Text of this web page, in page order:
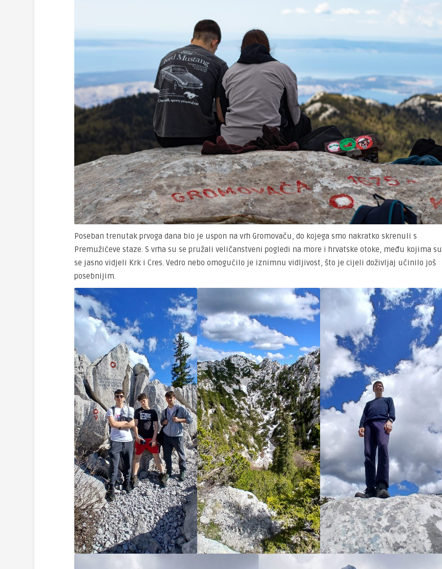
Poseban trenutak prvoga dana bio je uspon na vrh Gromovaču, do kojega smo nakratko skrenuli s
Premužićeve staze. S vrha su se pružali veličanstveni pogledi na more i hrvatske otoke, među kojima su
se jasno vidjeli Krk i Cres. Vedro nebo omogućilo je iznimnu vidljivost, što je cijeli doživljaj učinilo još
posebnijim.